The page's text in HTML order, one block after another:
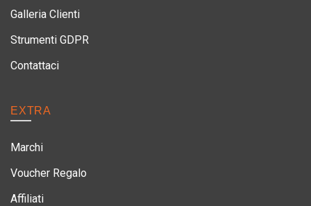
Galleria Clienti
Strumenti GDPR
Contattaci
EXTRA
Marchi
Voucher Regalo
Affiliati